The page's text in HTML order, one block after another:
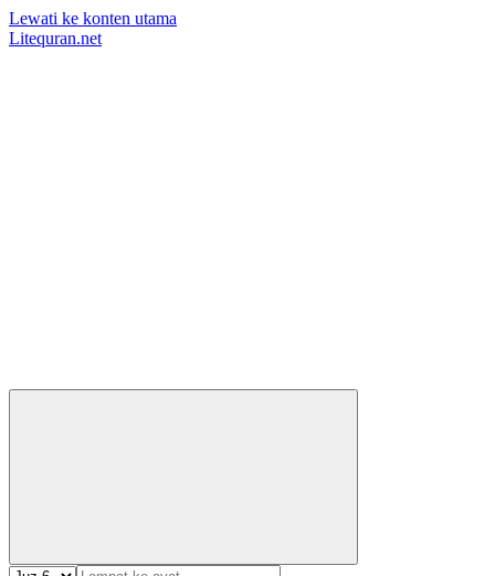
Lewati ke konten utama
Litequran.net